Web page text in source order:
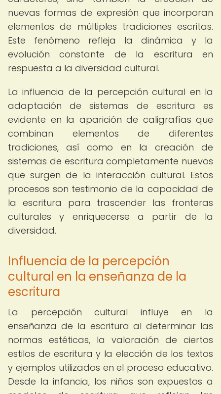
nuevas formas de expresión que incorporan
elementos de múltiples tradiciones escritas.
Este fenómeno refleja la dinámica y la
evolución constante de la escritura en
respuesta a la diversidad cultural.
La influencia de la percepción cultural en la
adaptación de sistemas de escritura es
evidente en la aparición de caligrafías que
combinan elementos de diferentes
tradiciones, así como en la creación de
sistemas de escritura completamente nuevos
que surgen de la interacción cultural. Estos
procesos son testimonio de la capacidad de
la escritura para trascender las fronteras
culturales y enriquecerse a partir de la
diversidad.
Influencia de la percepción
cultural en la enseñanza de la
escritura
La percepción cultural influye en la
enseñanza de la escritura al determinar las
normas estéticas, la valoración de ciertos
estilos de escritura y la elección de los textos
y ejemplos utilizados en el proceso educativo.
Desde la infancia, los niños son expuestos a